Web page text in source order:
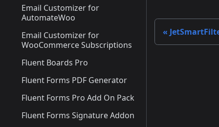
Email Customizer for
AutomateWoo
Email Customizer for
WooCommerce Subscriptions
Fluent Boards Pro
Fluent Forms PDF Generator
Fluent Forms Pro Add On Pack
Fluent Forms Signature Addon